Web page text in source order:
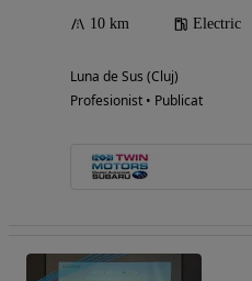
10 km Electric
Luna de Sus (Cluj)
Profesionist • Publicat